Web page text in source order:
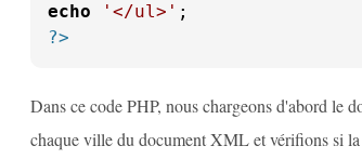
echo
'</ul>'
?>
Dans ce code PHP, nous chargeons d'abord le
chaque ville du document XML et vérifions si la